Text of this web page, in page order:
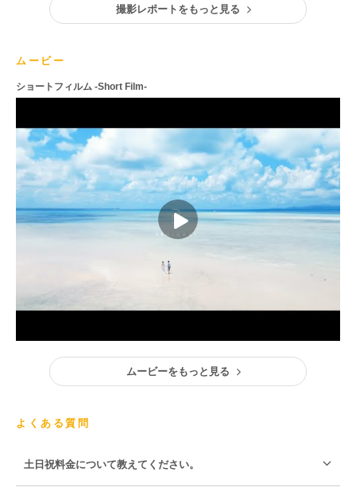
撮影レポートをもっと見る
ムービー
ショートフィルム -Short Film-
ムービーをもっと見る
よくある質問
土日祝料金について教えてください。